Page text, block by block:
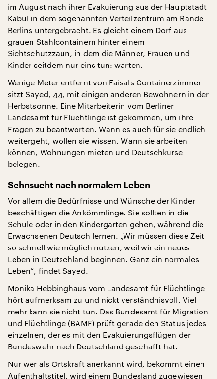
im August nach ihrer Evakuierung aus der Hauptstadt
Kabul in dem sogenannten Verteilzentrum am Rande
Berlins untergebracht. Es gleicht einem Dorf aus
grauen Stahlcontainern hinter einem
Sichtschutzzaun, in dem die Männer, Frauen und
Kinder seitdem nur eins tun: warten.
Wenige Meter entfernt von Faisals Containerzimmer
sitzt Sayed, 44, mit einigen anderen Bewohnern in der
Herbstsonne. Eine Mitarbeiterin vom Berliner
Landesamt für Flüchtlinge ist gekommen, um ihre
Fragen zu beantworten. Wann es auch für sie endlich
weitergeht, wollen sie wissen. Wann sie arbeiten
können, Wohnungen mieten und Deutschkurse
belegen.
Sehnsucht nach normalem Leben
Vor allem die Bedürfnisse und Wünsche der Kinder
beschäftigen die Ankömmlinge. Sie sollten in die
Schule oder in den Kindergarten gehen, während die
Erwachsenen Deutsch lernen. „Wir müssen diese Zeit
so schnell wie möglich nutzen, weil wir ein neues
Leben in Deutschland beginnen. Ganz ein normales
Leben“, findet Sayed.
Monika Hebbinghaus vom Landesamt für Flüchtlinge
hört aufmerksam zu und nickt verständnisvoll. Viel
mehr kann sie nicht tun. Das Bundesamt für Migration
und Flüchtlinge (BAMF) prüft gerade den Status jedes
einzelnen, der es mit den Evakuierungsflügen der
Bundeswehr nach Deutschland geschafft hat.
Nur wer als Ortskraft anerkannt wird, bekommt einen
Aufenthaltstitel, wird einem Bundesland zugewiesen